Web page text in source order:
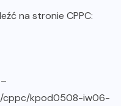
na stronie CPPC:
cppc/kpod0508-iw06-